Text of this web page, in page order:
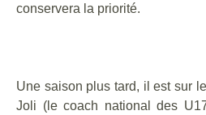
conservera la priorité.
Une saison plus tard, il est sur
Joli (le coach national des